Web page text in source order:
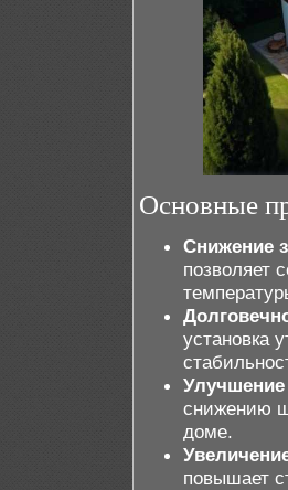
Основные
Снижение
позволяет
установка
Улучшение
снижению
доме.
повышает